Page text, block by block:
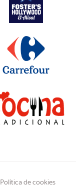
Política de cookies